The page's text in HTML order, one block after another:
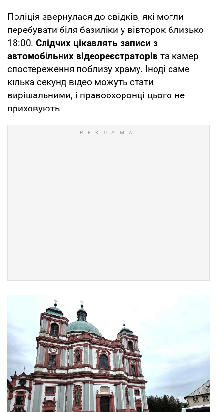
Поліція звернулася до свідків, які могли
перебувати біля базиліки у вівторок близько
18:00. Слідчих цікавлять записи з
автомобільних відеореєстраторів та камер
спостереження поблизу храму. Іноді саме
кілька секунд відео можуть стати
вирішальними, і правоохоронці цього не
приховують.